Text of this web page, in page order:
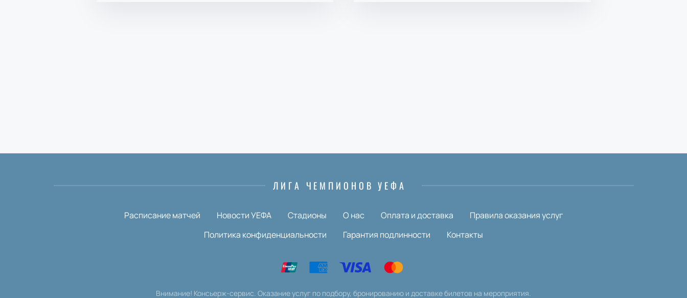
ЛИГА ЧЕМПИОНОВ УЕФА
Расписание матчей Новости УЕФА Стадионы О нас Оплата и доставка
Правила оказания услуг
Политика конфиденциальности
Гарантия подлинности Контакты
Внимание! Консьерж-сервис. Оказание услуг по подбору, бронированию и доставке билетов на мероприятия.